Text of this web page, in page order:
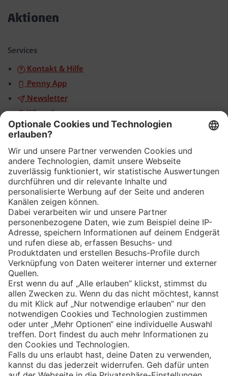
Aktionen
Services
Kontakt & Hilfe
Penny App
Newsletter
WhatsApp
App
Eishockey
Impressum